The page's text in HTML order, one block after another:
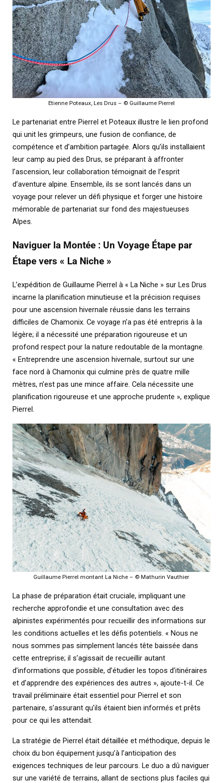
Etienne Poteaux, Les Drus – © Guillaume Pierrel
Le partenariat entre Pierrel et Poteaux illustre le lien profond
qui unit les grimpeurs, une fusion de confiance, de
compétence et d’ambition partagée. Alors qu’ils installaient
leur camp au pied des Drus, se préparant à affronter
l’ascension, leur collaboration témoignait de l’esprit
d’aventure alpine. Ensemble, ils se sont lancés dans un
voyage pour relever un défi physique et forger une histoire
mémorable de partenariat sur fond des majestueuses
Alpes.
Naviguer la Montée : Un Voyage Étape par
Étape vers « La Niche »
L’expédition de Guillaume Pierrel à « La Niche » sur Les Drus
incarne la planification minutieuse et la précision requises
pour une ascension hivernale réussie dans les terrains
difficiles de Chamonix. Ce voyage n’a pas été entrepris à la
légère; il a nécessité une préparation rigoureuse et un
profond respect pour la nature redoutable de la montagne.
« Entreprendre une ascension hivernale, surtout sur une
face nord à Chamonix qui culmine près de quatre mille
mètres, n’est pas une mince affaire. Cela nécessite une
planification rigoureuse et une approche prudente », explique
Pierrel.
Guillaume Pierrel montant La Niche – © Mathurin Vauthier
La phase de préparation était cruciale, impliquant une
recherche approfondie et une consultation avec des
alpinistes expérimentés pour recueillir des informations sur
les conditions actuelles et les défis potentiels. « Nous ne
nous sommes pas simplement lancés tête baissée dans
cette entreprise; il s’agissait de recueillir autant
d’informations que possible, d’étudier les topos d’itinéraires
et d’apprendre des expériences des autres », ajoute-t-il. Ce
travail préliminaire était essentiel pour Pierrel et son
partenaire, s’assurant qu’ils étaient bien informés et prêts
pour ce qui les attendait.
La stratégie de Pierrel était détaillée et méthodique, depuis le
choix du bon équipement jusqu’à l’anticipation des
exigences techniques de leur parcours. Le duo a dû naviguer
sur une variété de terrains, allant de sections plus faciles qui